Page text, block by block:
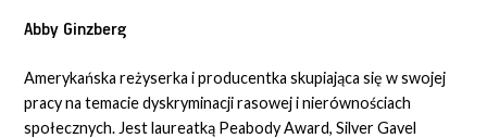
Abby Ginzberg
Amerykańska reżyserka i producentka skupiająca się w swojej
pracy na temacie dyskryminacji rasowej i nierównościach
społecznych. Jest laureatką Peabody Award, Silver Gavel